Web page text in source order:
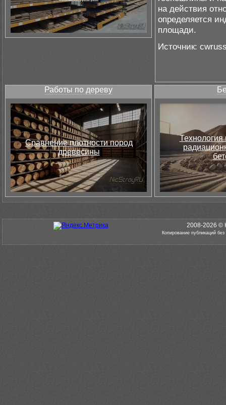
на действия
определяется
площади.
Источник:
Работы по дереву
Сравнение плотности пород
древесины
Технология
2008-2026 ©
Копирование публикаций